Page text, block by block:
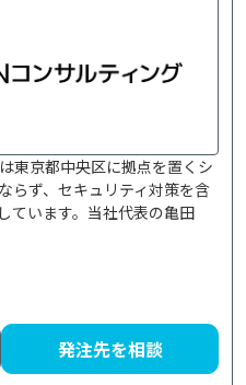
東京都中央区に拠点を置くシ
らず、セキュリティ対策を含
ています。当社代表の亀田
発注先を相談